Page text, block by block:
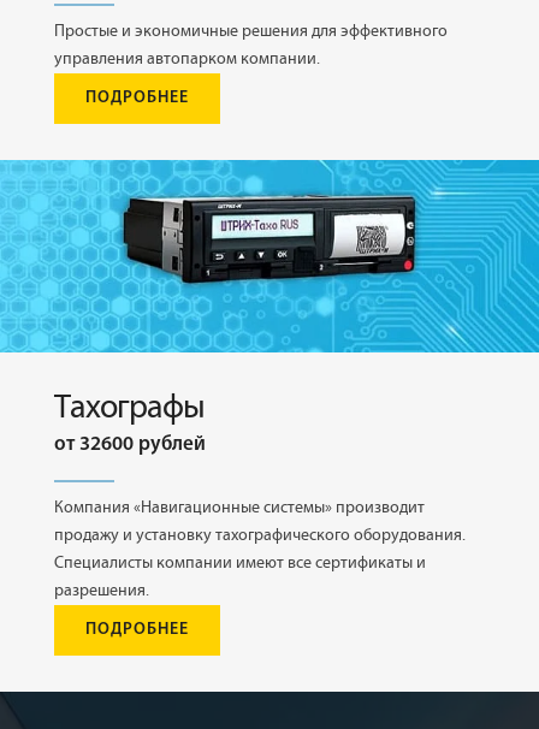
Простые и экономичные решения для эффективного
управления автопарком компании.
ПОДРОБНЕЕ
Тахографы
от 32600 рублей
Компания «Навигационные системы» производит
продажу и установку тахографического оборудования.
Специалисты компании имеют все сертификаты и
разрешения.
ПОДРОБНЕЕ